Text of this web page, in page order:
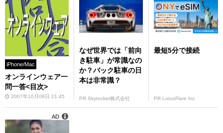
iPhone/Mac
オンラインウェア一
問一答<目次>
2007年10月08日 21:45
なぜ世界では「前向
き駐車」が常識なの
か？バック駐車の日
本は非常識？
PR Skyrocket株式会社
最短5分で接続
PR LotusFlare Inc
AD